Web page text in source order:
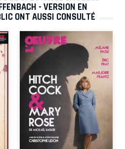
- VERSION EN
ONT AUSSI CONSULTÉ